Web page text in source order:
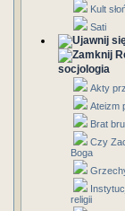
Kult
Sati
socjologia
Akty
Ateizm
Brat
Czy
Boga
religii